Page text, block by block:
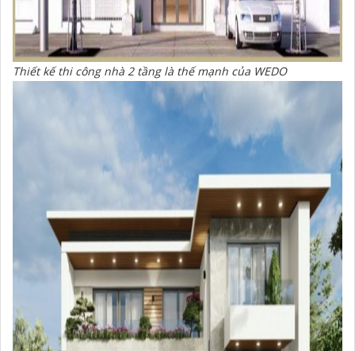
Thiết kế thi công nhà 2 tầng là thế mạnh của WEDO